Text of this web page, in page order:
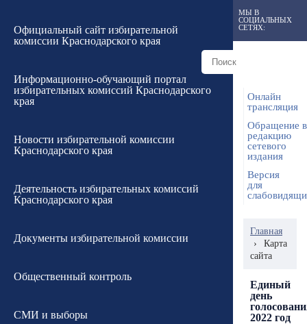
Официальный сайт избирательной
комиссии Краснодарского края
Информационно-обучающий портал
избирательных комиссий Краснодарского
края
Новости избирательной комиссии
Краснодарского края
Деятельность избирательных комиссий
Краснодарского края
Документы избирательной комиссии
Общественный контроль
СМИ и выборы
МЫ В
СОЦИАЛЬНЫХ
СЕТЯХ:
Онлайн
трансляция
Обращение в
редакцию
сетевого
издания
Версия
для
Главная
›
Карта
сайта
Единый
день
2022 год